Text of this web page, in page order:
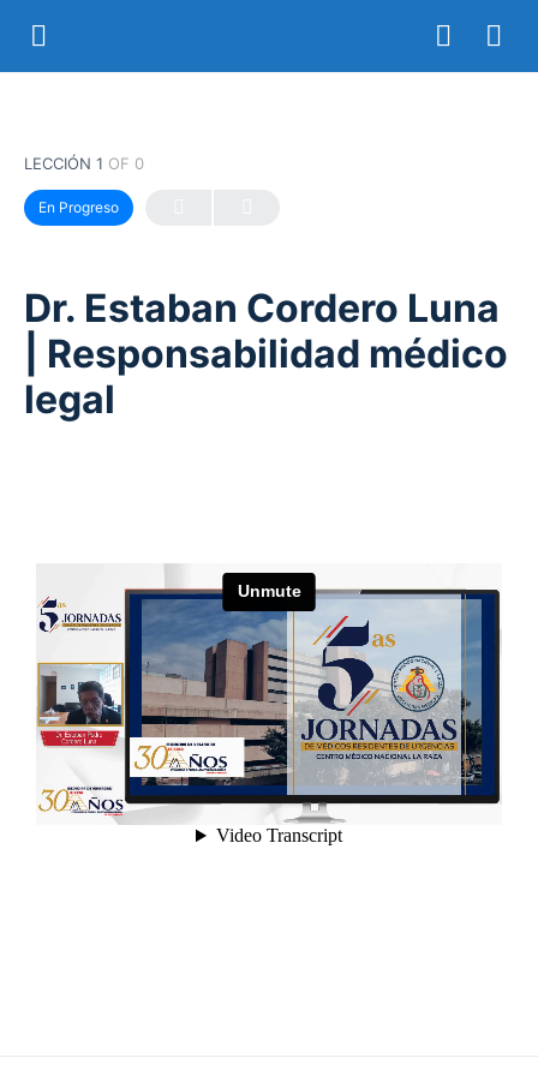
LECCIÓN 1 OF 0
En Progreso
Dr. Estaban Cordero Luna
| Responsabilidad médico
legal